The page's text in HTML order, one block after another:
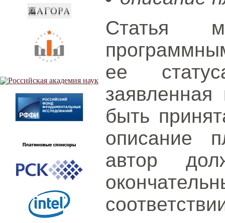
Статья
ее
быть
описание
автор